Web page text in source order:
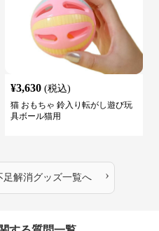
¥3,630 (税込)
猫 おもちゃ 鈴入り転がし遊び玩
具ボール猫用
足解消グッズ一覧へ ›